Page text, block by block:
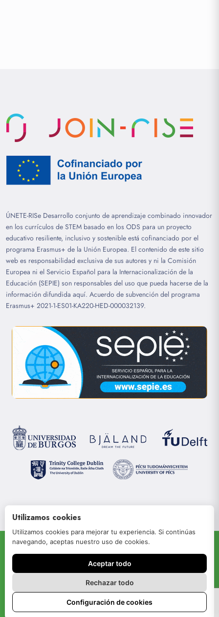
ÚNETE-RISe Desarrollo conjunto de aprendizaje combinado innovador
en los currículos de STEM basado en los ODS para un proyecto
educativo resiliente, inclusivo y sostenible está cofinanciado por el
programa Erasmus+ de la Unión Europea. El contenido de este sitio
web es responsabilidad exclusiva de sus autores y ni la Comisión
Europea ni el Servicio Español para la Internacionalización de la
Educación (SEPIE) son responsables del uso que pueda hacerse de la
información difundida aquí. Acuerdo de subvención del programa
Erasmus+ 2021-1-ES01-KA220-HED-000032139.
Aviso legal
Política de privacidad
Política de cookies
Utilizamos cookies
Utilizamos cookies para mejorar tu experiencia. Si continúas
navegando, aceptas nuestro uso de cookies.
Aceptar todo
Rechazar todo
Configuración de cookies